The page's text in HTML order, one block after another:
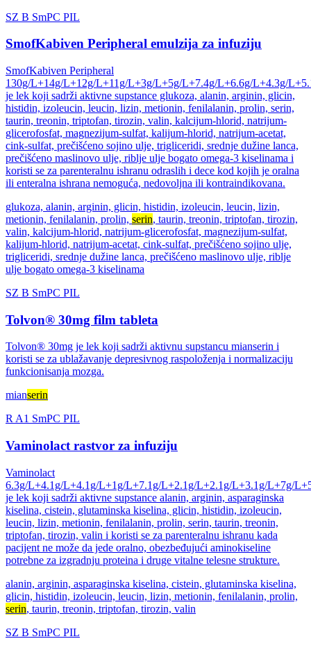
SZ B SmPC PIL
SmofKabiven Peripheral emulzija za infuziju
SmofKabiven Peripheral
130g/L+14g/L+12g/L+11g/L+3g/L+5g/L+7.4g/L+6.6g/L+4.3g/
je lek koji sadrži aktivne supstance glukoza, alanin, arginin, glicin,
histidin, izoleucin, leucin, lizin, metionin, fenilalanin, prolin, serin,
taurin, treonin, triptofan, tirozin, valin, kalcijum-hlorid, natrijum-
glicerofosfat, magnezijum-sulfat, kalijum-hlorid, natrijum-acetat,
cink-sulfat, prečišćeno sojino ulje, trigliceridi, srednje dužine lanca,
prečišćeno maslinovo ulje, riblje ulje bogato omega-3 kiselinama i
koristi se za parenteralnu ishranu odraslih i dece kod kojih je oralna
ili enteralna ishrana nemoguća, nedovoljna ili kontraindikovana.
glukoza, alanin, arginin, glicin, histidin, izoleucin, leucin, lizin,
metionin, fenilalanin, prolin, serin, taurin, treonin, triptofan, tirozin,
valin, kalcijum-hlorid, natrijum-glicerofosfat, magnezijum-sulfat,
kalijum-hlorid, natrijum-acetat, cink-sulfat, prečišćeno sojino ulje,
trigliceridi, srednje dužine lanca, prečišćeno maslinovo ulje, riblje
ulje bogato omega-3 kiselinama
SZ B SmPC PIL
Tolvon® 30mg film tableta
Tolvon® 30mg je lek koji sadrži aktivnu supstancu mianserin i
koristi se za ublažavanje depresivnog raspoloženja i normalizaciju
funkcionisanja mozga.
mianserin
RA1 SmPC PIL
Vaminolact rastvor za infuziju
Vaminolact
6.3g/L+4.1g/L+4.1g/L+1g/L+7.1g/L+2.1g/L+2.1g/L+3.1g/L+7g/
je lek koji sadrži aktivne supstance alanin, arginin, asparaginska
kiselina, cistein, glutaminska kiselina, glicin, histidin, izoleucin,
leucin, lizin, metionin, fenilalanin, prolin, serin, taurin, treonin,
triptofan, tirozin, valin i koristi se za parenteralnu ishranu kada
pacijent ne može da jede oralno, obezbeđujući aminokiseline
potrebne za izgradnju proteina i druge vitalne telesne strukture.
alanin, arginin, asparaginska kiselina, cistein, glutaminska kiselina,
glicin, histidin, izoleucin, leucin, lizin, metionin, fenilalanin, prolin,
serin, taurin, treonin, triptofan, tirozin, valin
SZ B SmPC PIL